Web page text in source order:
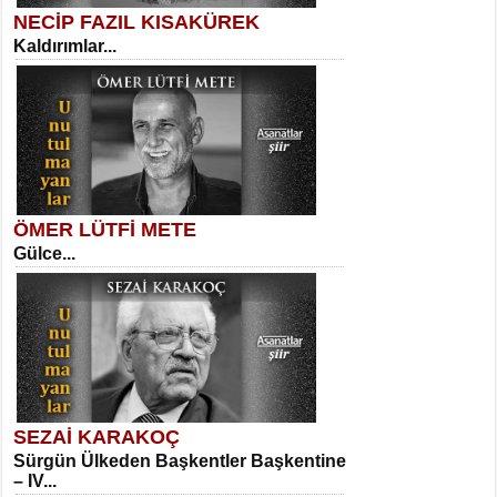
SELAHATTİN YILDIZ
İnsanın Zindanı...
MEHMET TAŞTAN
Vagon’da Bir Şairle...
SITKI CANEY
Oruçla Devrim ve Özgürlüğe…...
Necati Sarıca
Ben Kader Vurgunuyum Maria...
Sibel Orhan
İki Kırık Boşluk...
NECİP FAZIL KISAKÜREK
Kaldırımlar...
ÖMER LÜTFİ METE
Gülce...
SEZAİ KARAKOÇ
Sürgün Ülkeden Başkentler Başkentine
– IV...